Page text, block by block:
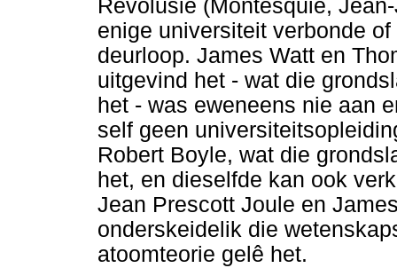
Revolusie (Montesquie,
enige universiteit verbonde
deurloop. James Watt en
uitgevind het - wat die
het - was eweneens nie aan
self geen
Robert Boyle, wat die
het, en dieselfde kan ook
Jean Prescott Joule en
onderskeidelik die
atoomteorie gelê het.